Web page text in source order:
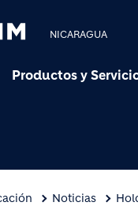
NICARAGUA
Productos y
Noticias